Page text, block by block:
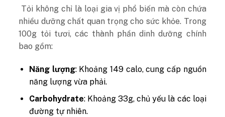
Tỏi không chỉ là loại gia vị phổ biến mà còn chứa
nhiều dưỡng chất quan trọng cho sức khỏe. Trong
100g tỏi tươi, các thành phần dinh dưỡng chính
bao gồm:
Năng lượng: Khoảng 149 calo, cung cấp nguồn
năng lượng vừa phải.
Carbohydrate: Khoảng 33g, chủ yếu là các loại
đường tự nhiên.